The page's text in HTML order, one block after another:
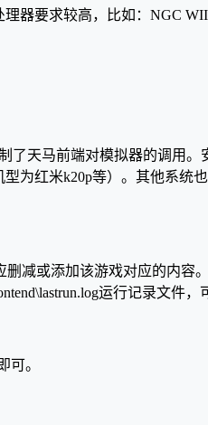
要求较高，比如：NGC
天马前端对模拟器的调用
为红米k20p等）。其他系
减或添加该游戏对应的内
运行记录文件，
可。